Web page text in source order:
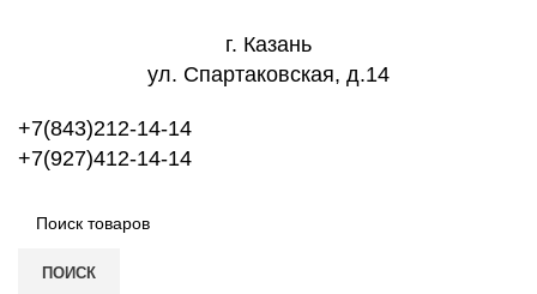
г. Казань
ул. Спартаковская, д.14
+7(843)212-14-14
+7(927)412-14-14
ПОИСК